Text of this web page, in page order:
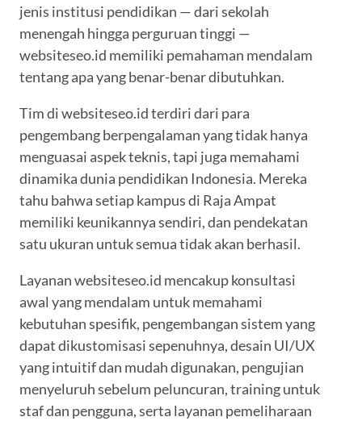
jenis institusi pendidikan — dari sekolah
menengah hingga perguruan tinggi —
websiteseo.id memiliki pemahaman mendalam
tentang apa yang benar-benar dibutuhkan.
Tim di websiteseo.id terdiri dari para
pengembang berpengalaman yang tidak hanya
menguasai aspek teknis, tapi juga memahami
dinamika dunia pendidikan Indonesia. Mereka
tahu bahwa setiap kampus di Raja Ampat
memiliki keunikannya sendiri, dan pendekatan
satu ukuran untuk semua tidak akan berhasil.
Layanan websiteseo.id mencakup konsultasi
awal yang mendalam untuk memahami
kebutuhan spesifik, pengembangan sistem yang
dapat dikustomisasi sepenuhnya, desain UI/UX
yang intuitif dan mudah digunakan, pengujian
menyeluruh sebelum peluncuran, training untuk
staf dan pengguna, serta layanan pemeliharaan